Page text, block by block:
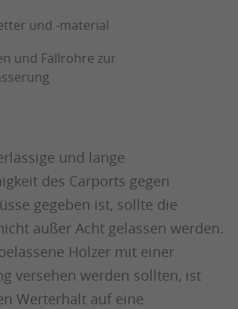
und -material
und Fallrohre zur
und lange
des Carports gegen
gegeben ist, sollte die
außer Acht gelassen werden.
Hölzer mit einer
versehen werden sollten, ist
Werterhalt auf eine